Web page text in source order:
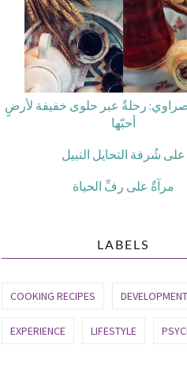
رحلةٌ عبر حلوى خفيفة لأرضٍ
أحبّها
على شُرفة التحايل النبيل
مرآةٌ على رفِّ الحياة
LABELS
COOKING RECIPES DEVELOPMENT
EXPERIENCE LIFESTYLE